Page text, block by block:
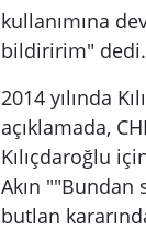
kullanımına
bildiririm" dedi.
2014 yılında
açıklamada,
Kılıçdaroğlu
Akın
butlan